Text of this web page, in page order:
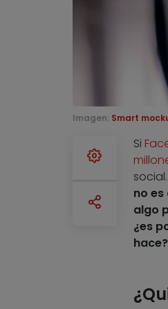
Imagen: Smart
Si
no
algo
¿es